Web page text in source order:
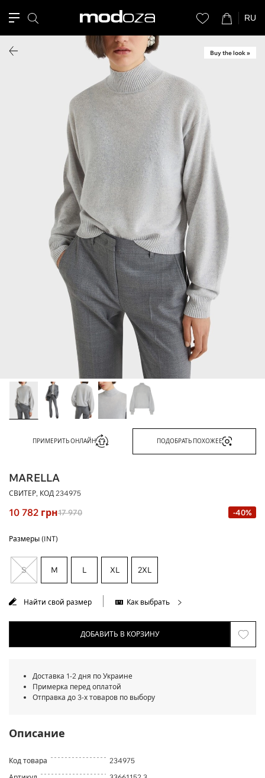
RU
Buy the look »
ПРИМЕРИТЬ ОНЛАЙН ПОДОБРАТЬ ПОХОЖЕЕ
MARELLA
СВИТЕР, КОД 234975
10 782 грн17 970 -40%
Размеры (INT)
S M L XL 2XL
Найти свой размер Как выбрать
ДОБАВИТЬ В КОРЗИНУ
Доставка 1-2 дня по Украине
Примерка перед оплатой
Отправка до 3-х товаров по выбору
Описание
Код товара
234975